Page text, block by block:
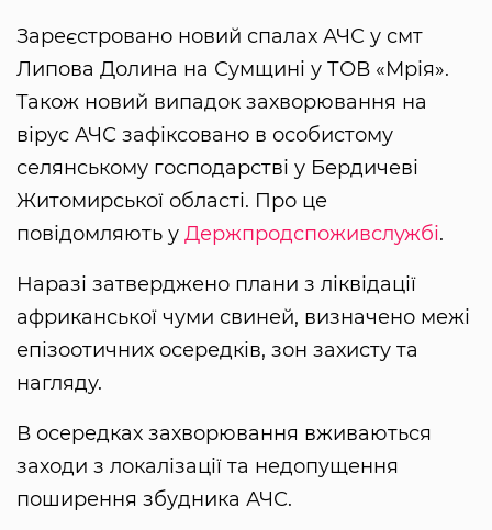
Зареєстровано новий спалах АЧС у смт
Липова Долина на Сумщині у ТОВ «Мрія».
Також новий випадок захворювання на
вірус АЧС зафіксовано в особистому
селянському господарстві у Бердичеві
Житомирської області. Про це
повідомляють у Держпродспоживслужбі.
Наразі затверджено плани з ліквідації
африканської чуми свиней, визначено межі
епізоотичних осередків, зон захисту та
нагляду.
В осередках захворювання вживаються
заходи з локалізації та недопущення
поширення збудника АЧС.